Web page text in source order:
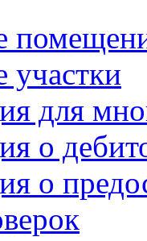
участки
для
о
о